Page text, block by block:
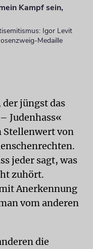
Kampf sein,
Igor Levit
Medaille
jüngst das
Judenhass«
von
jeder sagt, was
zuhört.
Anerkennung
vom anderen
die